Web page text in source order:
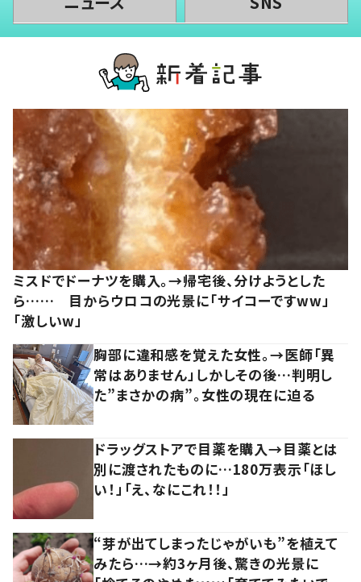
ミスドでドーナツを購入。→帰宅後、分けようとした
ら…… 目からウロコの光景に「サイコーですww」
「激しいw」
胸部に違和感を覚えた女性。→医師「異
常はありません」しかしその後…判明し
た”まさかの病”。女性の現在に迫る
ドラッグストアで目薬を購入→目薬とは
別に渡されたものに…180万表示「ほし
い！」「え、なにこれ！！」
“芽が出てしまったじゃがいも”を植えて
みたら…→約3ヶ月後、驚きの光景に